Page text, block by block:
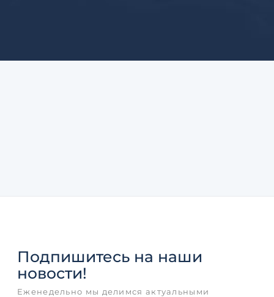
Подпишитесь на наши
новости!
Еженедельно мы делимся актуальными